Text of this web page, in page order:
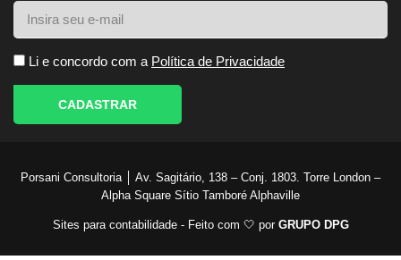
Li e concordo com a Política de Privacidade
CADASTRAR
Porsani Consultoria │ Av. Sagitário, 138 – Conj. 1803. Torre London –
Alpha Square Sítio Tamboré Alphaville
Sites para contabilidade - Feito com 🤍 por GRUPO DPG